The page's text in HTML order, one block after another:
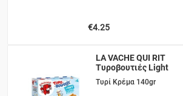
€4.25
LA VACHE QUI RIT
Τυροβουτιές Light
Τυρί Κρέμα 140gr